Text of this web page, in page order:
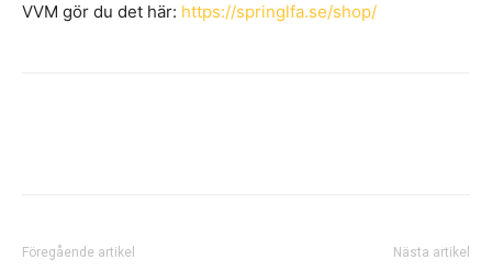
VVM gör du det här: https://springlfa.se/shop/
Föregående artikel Nästa artikel